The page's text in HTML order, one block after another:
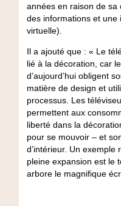
années en raison de sa
des informations et une
virtuelle).
Il a ajouté que : « Le
lié à la décoration, car
d’aujourd’hui obligent
matière de design et
processus. Les
permettent aux
liberté dans la
pour se mouvoir – et
d’intérieur. Un
pleine expansion est le
arbore le magnifique